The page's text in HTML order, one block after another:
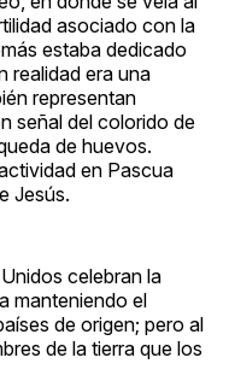
asociado con la
estaba dedicado
realidad era una
representan
señal del colorido de
de huevos.
en Pascua
Jesús.
celebran la
manteniendo el
de origen; pero al
de la tierra que los